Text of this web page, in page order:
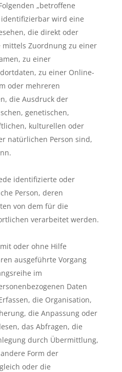
„betroffene
identifizierbar wird eine
die direkt oder
Zuordnung zu einer
zu einer
zu einer Online-
oder mehreren
die Ausdruck der
genetischen,
kulturellen oder
natürlichen Person sind,
identifizierte oder
Person, deren
von dem für die
verarbeitet werden.
oder ohne Hilfe
ausgeführte Vorgang
im
Daten
die Organisation,
die Anpassung oder
das Abfragen, die
durch Übermittlung,
Form der
oder die